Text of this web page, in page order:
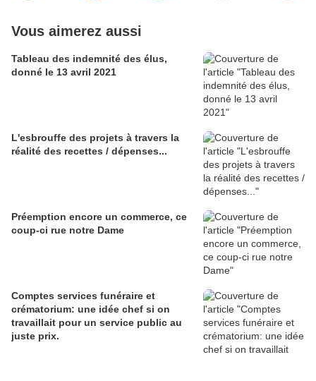
Vous aimerez aussi
Tableau des indemnité des élus,
donné le 13 avril 2021
L'esbrouffe des projets à travers la
réalité des recettes / dépenses...
Préemption encore un commerce, ce
coup-ci rue notre Dame
Comptes services funéraire et
crématorium: une idée chef si on
travaillait pour un service public au
juste prix.